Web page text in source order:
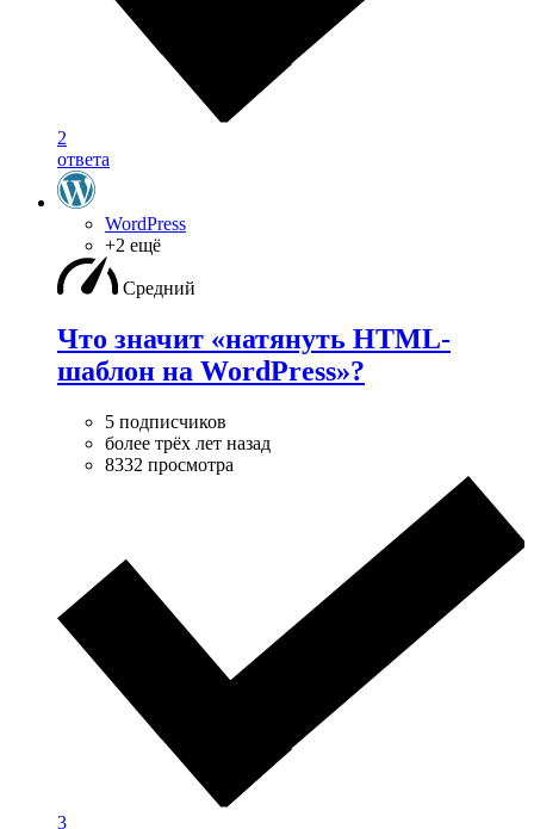
2
ответа
WordPress
+2 ещё
Средний
Что значит «натянуть HTML-
шаблон на WordPress»?
5 подписчиков
более трёх лет назад
8332 просмотра
3